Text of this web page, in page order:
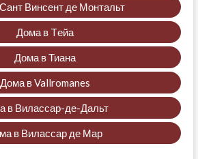
Винсент де Монтальт
Дома в Tейа
Дома в Тиана
Дома в Vallromanes
в Вилассар-де-Дальт
в Вилассар де Мар